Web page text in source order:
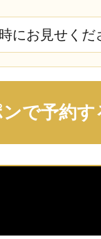
にお見せくだ
で予約す